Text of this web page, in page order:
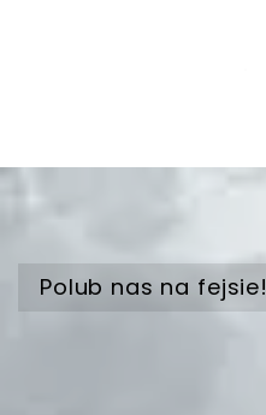
Polub nas na fejsie!